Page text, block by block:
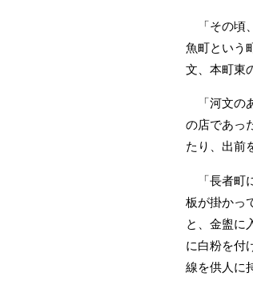
「その頃
魚町という
文、本町東
「河文の
の店であっ
たり、出前
「長者町
板が掛かっ
と、金盥に
に白粉を付
線を供人に